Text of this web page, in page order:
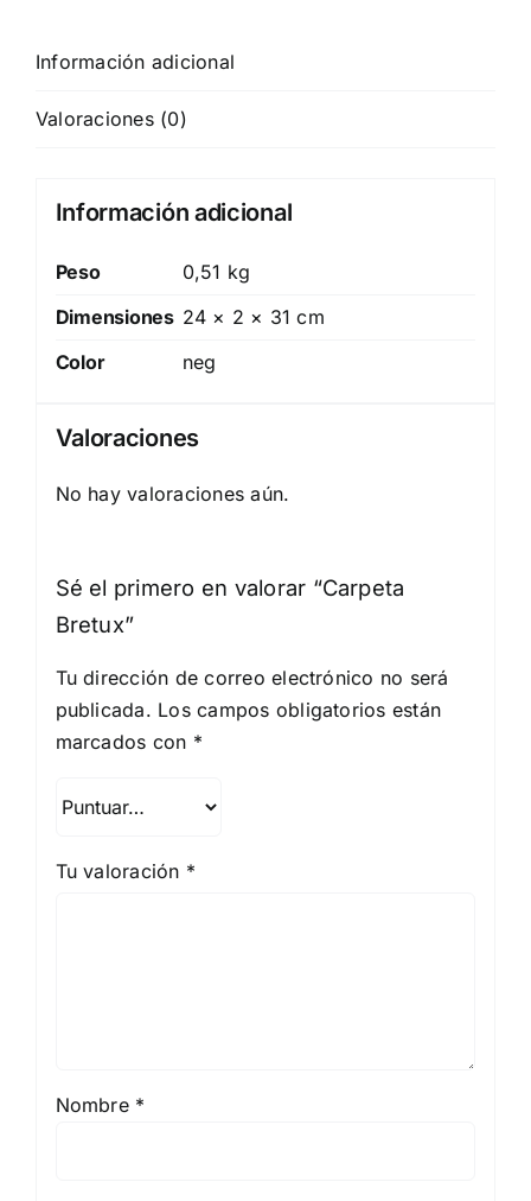
Información adicional
Valoraciones (0)
Información adicional
Peso
0,51 kg
Dimensiones 24 × 2 × 31 cm
Color
neg
Valoraciones
No hay valoraciones aún.
Sé el primero en valorar “Carpeta
Bretux”
Tu dirección de correo electrónico no será
publicada. Los campos obligatorios están
marcados con *
Tu valoración *
Nombre *